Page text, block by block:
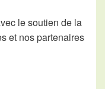
le soutien de la
et nos partenaires